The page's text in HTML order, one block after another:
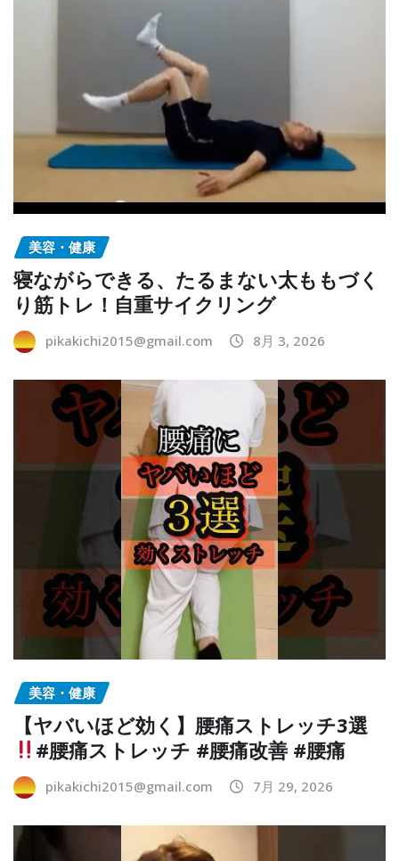
美容・健康
寝ながらできる、たるまない太ももづく
り筋トレ！自重サイクリング
pikakichi2015@gmail.com 8月 3, 2026
美容・健康
【ヤバいほど効く】腰痛ストレッチ3選
#腰痛ストレッチ #腰痛改善 #腰痛
pikakichi2015@gmail.com 7月 29, 2026